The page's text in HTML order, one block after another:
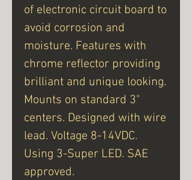
of electronic circuit board to
avoid corrosion and
moisture. Features with
chrome reflector providing
brilliant and unique looking.
Mounts on standard 3"
centers. Designed with wire
lead. Voltage 8-14VDC.
Using 3-Super LED. SAE
approved.